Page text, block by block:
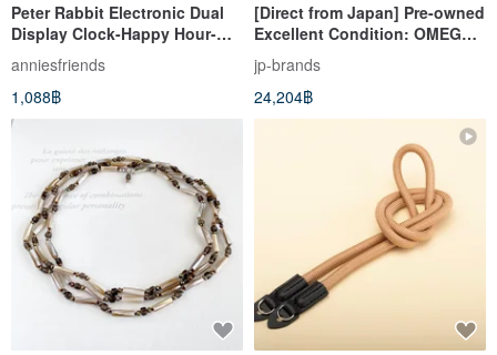
Peter Rabbit Electronic Dual
Display Clock-Happy Hour-
Made in Taiwan-Super Quiet
Experience
anniesfriends
1,088฿
[Direct from Japan] Pre-owned
Excellent Condition: OMEGA
Wristwatch 2580.8 Seamaster
120 Jacques Mayol 1997
Stainless Steel Silver
jp-brands
24,204฿